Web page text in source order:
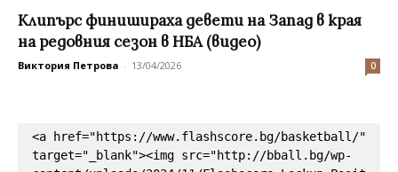
Клипърс финишираха девети на Запад в края
на редовния сезон в НБА (видео)
Виктория Петрова - 13/04/2026 0
<a href="https://www.flashscore.bg/basketball/"
target="_blank"><img src="http://bball.bg/wp-